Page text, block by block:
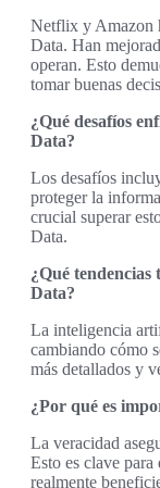
Netflix y Amazon
Data. Han
operan. Esto
tomar buenas
¿Qué desafíos
Data?
Los desafíos
proteger la
crucial superar
Data.
¿Qué tendencias
Data?
La inteligencia
cambiando cómo
más detallados y
¿Por qué es
La veracidad
Esto es clave para
realmente